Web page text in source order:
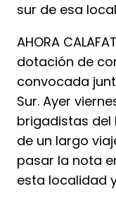
sur de esa
AHORA
dotación de
convocada
Sur. Ayer
brigadistas del
de un largo
pasar la nota
esta localidad